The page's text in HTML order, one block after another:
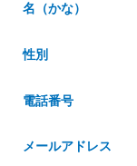
名（かな）
性別
電話番号
メールアドレス